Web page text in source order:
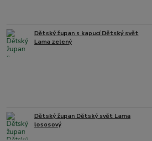
Dětský župan s kapucí Dětský svět
Lama zelený
Dětský župan Dětský svět Lama
lososový